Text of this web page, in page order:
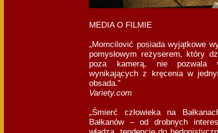
MEDIA O FILMIE
„Momcilović posiada wyjątkowe
pomysłowym reżyserem, który
poza kamerą, nie pozwala
wynikających z kręcenia w
obsada.”
Variety.com
„Śmierć człowieka na
Bałkanów – od drobnych